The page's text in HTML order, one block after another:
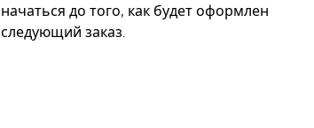
начаться до того, как будет оформлен
следующий заказ.